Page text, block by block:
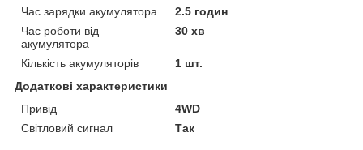
Час зарядки акумулятора
2.5 годин
Час роботи від
акумулятора
30 хв
Кількість акумуляторів
1 шт.
Додаткові характеристики
Привід
4WD
Світловий сигнал
Так